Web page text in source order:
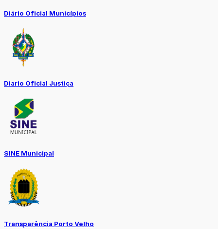
Diário Oficial Municípios
Diario Oficial Justiça
SINE Municipal
Transparência Porto Velho